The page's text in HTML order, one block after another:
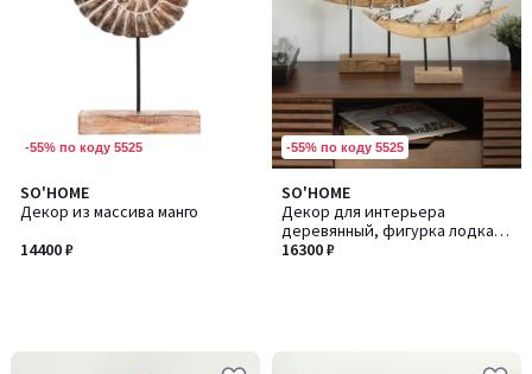
-55% по коду 5525
SO'HOME
Декор из массива манго
14400 ₽
-55% по коду 5525
SO'HOME
Декор для интерьера
деревянный, фигурка лодка
из манго
16300 ₽